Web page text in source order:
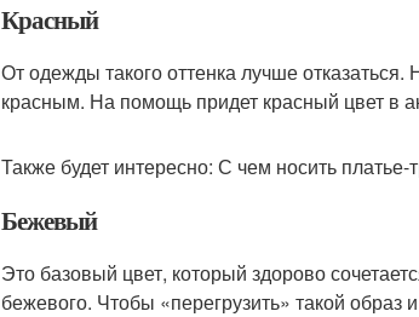
Красный
От одежды такого оттенка лучше
красным. На помощь придет красный цвет в
Также будет интересно: С чем носить
Бежевый
Это базовый цвет, который здорово
бежевого. Чтобы «перегрузить» такой образ